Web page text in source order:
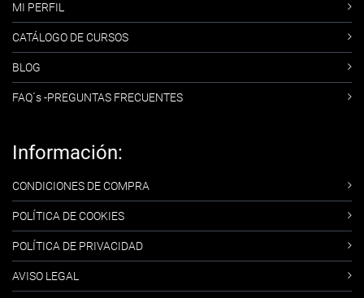
MI PERFIL
CATÁLOGO DE CURSOS
BLOG
FAQ´s -PREGUNTAS FRECUENTES
Información:
CONDICIONES DE COMPRA
POLÍTICA DE COOKIES
POLÍTICA DE PRIVACIDAD
AVISO LEGAL